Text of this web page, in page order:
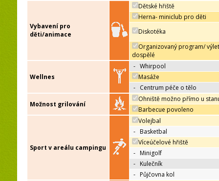
Vybavení pro
děti/animace
Dětské hřiště
Herna- miniclub pro děti
Diskotéka
Organizovaný program/
dospělé
Wellnes
- Whirpool
Masáže
- Centrum péče o tělo
Možnost grilování
Ohniště možno přímo u
Barbecue povoleno
Sport v areálu campingu
Volejbal
- Basketbal
Víceúčelové hřiště
- Minigolf
- Kulečník
- Půjčovna kol